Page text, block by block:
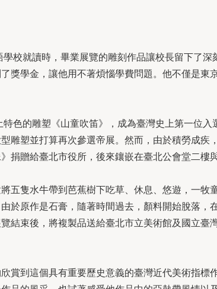
校就讀時，畢業展覽的雕刻作品讓校長留下了
獎學金，讓他用不著煩惱學費問題。他不僅是東
色的雕塑《山童吹笛》，成為臺灣史上第一位
雕塑並打算再次參選帝展。然而，由於積勞成疾
捐贈給臺北市役所，後來鑲嵌在臺北公會堂二樓
五隻水牛帶到芭蕉樹下吃草、休息、悠遊，一牧
於原作是石膏，隨著時間過去，顏料開始脫落，
結束後，將複製品送給臺北市立美術館及國立臺
賞到這個具有重要歷史意義的臺灣近代美術指標